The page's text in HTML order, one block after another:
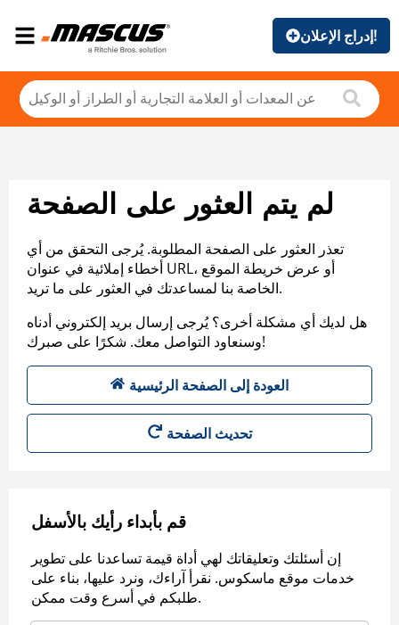
إدراج الإعلان!
لم يتم العثور على الصفحة
تعذر العثور على الصفحة المطلوبة. يُرجى التحقق من أي
أخطاء إملائية في عنوان URL، أو عرض خريطة الموقع
الخاصة بنا لمساعدتك في العثور على ما تريد.
هل لديك أي مشكلة أخرى؟ يُرجى إرسال بريد إلكتروني أدناه
وسنعاود التواصل معك. شكرًا على صبرك!
العودة إلى الصفحة الرئيسية
تحديث الصفحة
قم بأبداء رأيك بالأسفل
إن أسئلتك وتعليقاتك لهي أداة قيمة تساعدنا على تطوير
خدمات موقع ماسكوس. نقرأ آراءك، ونرد عليها، بناء على
طلبكم في أسرع وقت ممكن.